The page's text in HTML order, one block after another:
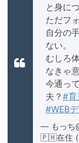
と身に
ただフ
自分の
ない。
むしろ
なきゃ
今通っ
夫？ #育
#WEB
— もっち
🇵🇭在住